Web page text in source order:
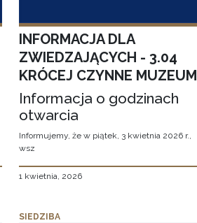
INFORMACJA DLA
ZWIEDZAJĄCYCH - 3.04
KRÓCEJ CZYNNE MUZEUM
Informacja o godzinach
otwarcia
Informujemy, że w piątek, 3 kwietnia 2026 r.,
wsz
1 kwietnia, 2026
SIEDZIBA